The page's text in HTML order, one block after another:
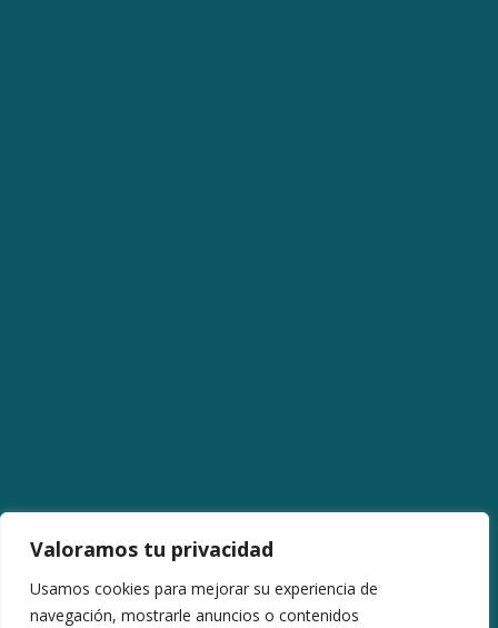
Valoramos tu privacidad
Usamos cookies para mejorar su experiencia de
navegación, mostrarle anuncios o contenidos